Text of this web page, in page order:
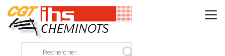
Panneau de gestion des cookies